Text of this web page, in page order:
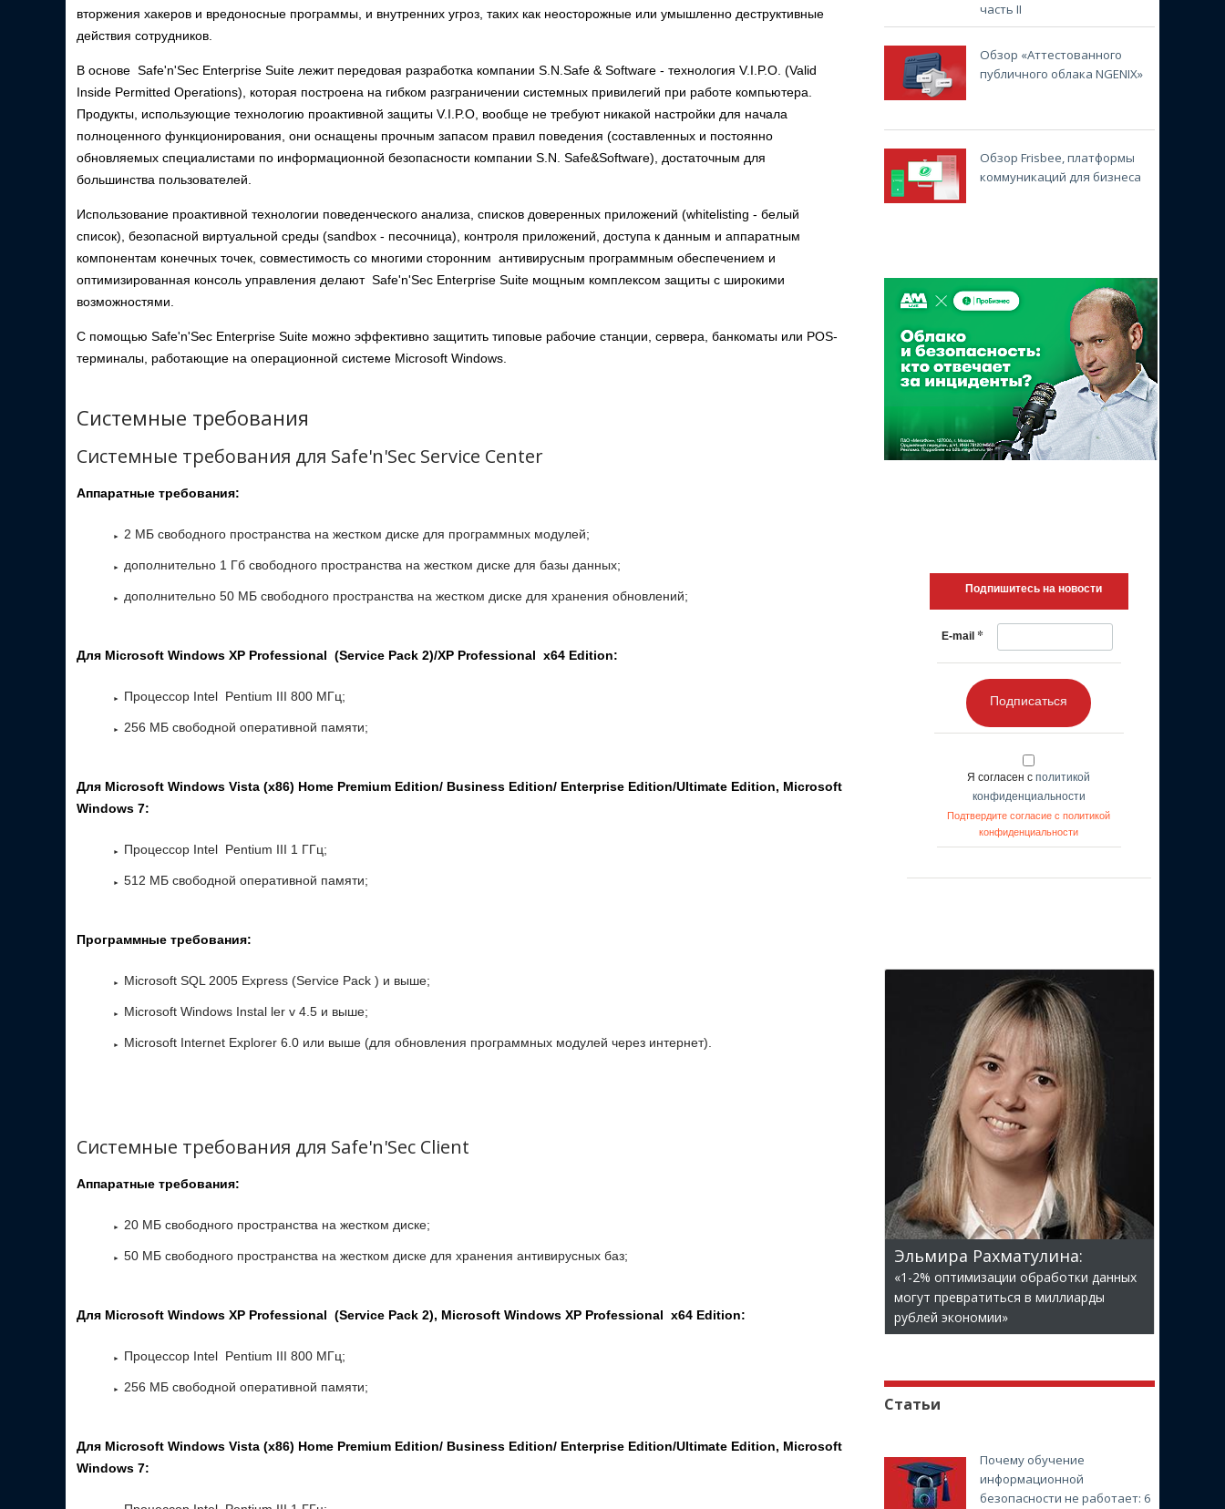
вторжения хакеров и вредоносные программы, и внутренних угроз, таких как неосторожные или умышленно деструктивные
действия сотрудников.
В основе Safe'n'Sec Enterprise Suite лежит передовая разработка компании S.N.Safe & Software - технология V.I.P.O. (Valid
Inside Permitted Operations), которая построена на гибком разграничении системных привилегий при работе компьютера.
Продукты, использующие технологию проактивной защиты V.I.P.O, вообще не требуют никакой настройки для начала
полноценного функционирования, они оснащены прочным запасом правил поведения (составленных и постоянно
обновляемых специалистами по информационной безопасности компании S.N. Safe&Software), достаточным для
большинства пользователей.
Использование проактивной технологии поведенческого анализа, списков доверенных приложений (whitelisting - белый
список), безопасной виртуальной среды (sandbox - песочница), контроля приложений, доступа к данным и аппаратным
компонентам конечных точек, совместимость со многими сторонним антивирусным программным обеспечением и
оптимизированная консоль управления делают Safe'n'Sec Enterprise Suite мощным комплексом защиты с широкими
возможностями.
С помощью Safe'n'Sec Enterprise Suite можно эффективно защитить типовые рабочие станции, сервера, банкоматы или POS-
терминалы, работающие на операционной системе Microsoft Windows.
Системные требования
Системные требования для Safe'n'Sec Service Center
Аппаратные требования:
2 МБ свободного пространства на жестком диске для программных модулей;
дополнительно 1 Гб свободного пространства на жестком диске для базы данных;
дополнительно 50 МБ свободного пространства на жестком диске для хранения обновлений;
Для Microsoft Windows XP Professional (Service Pack 2)/XP Professional x64 Edition:
Процессор Intel Pentium III 800 МГц;
256 МБ свободной оперативной памяти;
Для Microsoft Windows Vista (x86) Home Premium Edition/ Business Edition/ Enterprise Edition/Ultimate Edition, Microsoft
Windows 7:
Процессор Intel Pentium III 1 ГГц;
512 МБ свободной оперативной памяти;
Программные требования:
Microsoft SQL 2005 Express (Service Pack ) и выше;
Microsoft Windows Instal ler v 4.5 и выше;
Microsoft Internet Explorer 6.0 или выше (для обновления программных модулей через интернет).
Системные требования для Safe'n'Sec Client
Аппаратные требования:
20 МБ свободного пространства на жестком диске;
50 MБ свободного пространства на жестком диске для хранения антивирусных баз;
Для Microsoft Windows XP Professional (Service Pack 2), Microsoft Windows XP Professional x64 Edition:
Процессор Intel Pentium III 800 МГц;
256 МБ свободной оперативной памяти;
Для Microsoft Windows Vista (x86) Home Premium Edition/ Business Edition/ Enterprise Edition/Ultimate Edition, Microsoft
Windows 7:
часть II
Обзор «Аттестованного
публичного облака NGENIX»
Обзор Frisbee, платформы
коммуникаций для бизнеса
Подпишитесь на новости
E-mail *
Подписаться
Я согласен с политикой
конфиденциальности
Подтвердите согласие с политикой
конфиденциальности
Эльмира Рахматулина:
«1-2% оптимизации обработки данных
могут превратиться в миллиарды
рублей экономии»
Статьи
Почему обучение
информационной
безопасности не работает: 6